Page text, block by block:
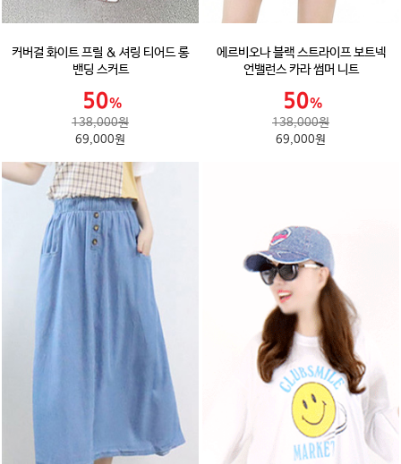
커버걸 화이트 프릴 & 셔링 티어드 롱
밴딩 스커트
138,000원
69,000원
에르비오나 블랙 스트라이프 보트넥
언밸런스 카라 썸머 니트
138,000원
69,000원